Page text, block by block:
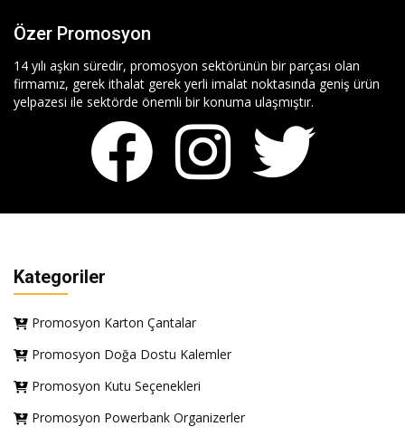
Özer Promosyon
14 yılı aşkın süredir, promosyon sektörünün bir parçası olan
firmamız, gerek ithalat gerek yerli imalat noktasında geniş ürün
yelpazesi ile sektörde önemli bir konuma ulaşmıştır.
Kategoriler
Promosyon Karton Çantalar
Promosyon Doğa Dostu Kalemler
Promosyon Kutu Seçenekleri
Promosyon Powerbank Organizerler